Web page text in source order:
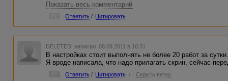
отказывайте или возвращайте обратно. Если этого
игнорировать и потом жаловаться на отказ.
3. Из-за того, что Вы не оплатили работу сам заказ НЕ
авторов. Ищите причину в его настройках.
4. Какой у вас стоит промежуток между работами? Всего
Показать весь комментарий
Ответить / Цитировать
DELETED написал 08.09.2011 в 16:31
В настройках стоит выполнять не более 20 работ за
Я вроде написала, что надо прилагать скрин, сейчас
Ответить / Цитировать / Скрыть ветку